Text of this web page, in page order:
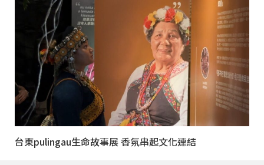
台東pulingau生命故事展 香氛串起文化連結